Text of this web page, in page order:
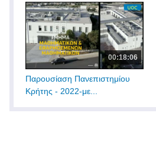
00:18:06
Παρουσίαση Πανεπιστημίου
Κρήτης - 2022-με...